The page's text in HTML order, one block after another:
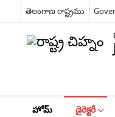
తెలంగాణ రాష్ట్రము
హోమ్ డైరెక్టరీ